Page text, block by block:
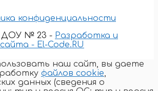
конфиденциальности
ДОУ № 23 - Разработка и
- El-Code.RU
наш сайт, вы даете
файлов cookie,
данных (сведения о